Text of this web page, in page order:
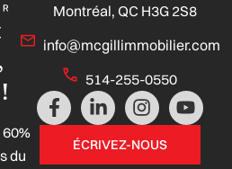
du
Montréal, QC H3G 2S8
info@mcgillimmobilier.com
514-255-0550
F
a
L
i
n
k
I
n
s
t
Y
o
ÉCRIVEZ-NOUS